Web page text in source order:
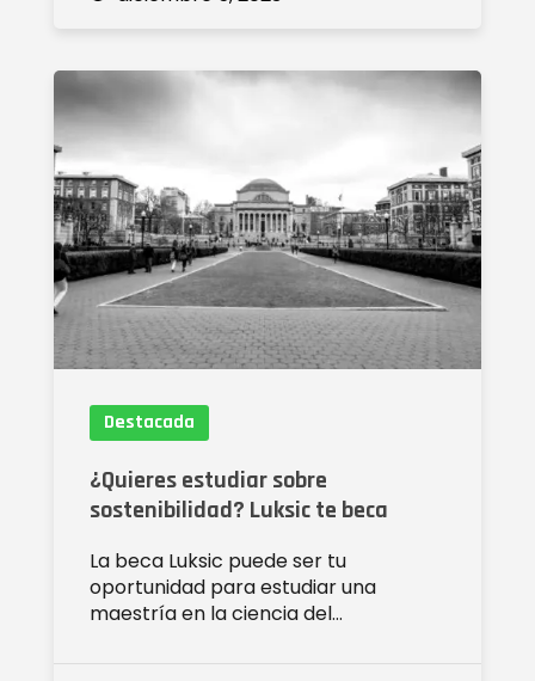
Destacada
¿Quieres estudiar sobre
sostenibilidad? Luksic te beca
La beca Luksic puede ser tu
oportunidad para estudiar una
maestría en la ciencia del…